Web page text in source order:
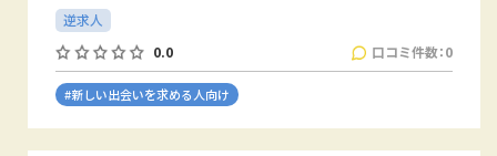
逆求人
0.0
口コミ件数：0
#新しい出会いを求める人向け